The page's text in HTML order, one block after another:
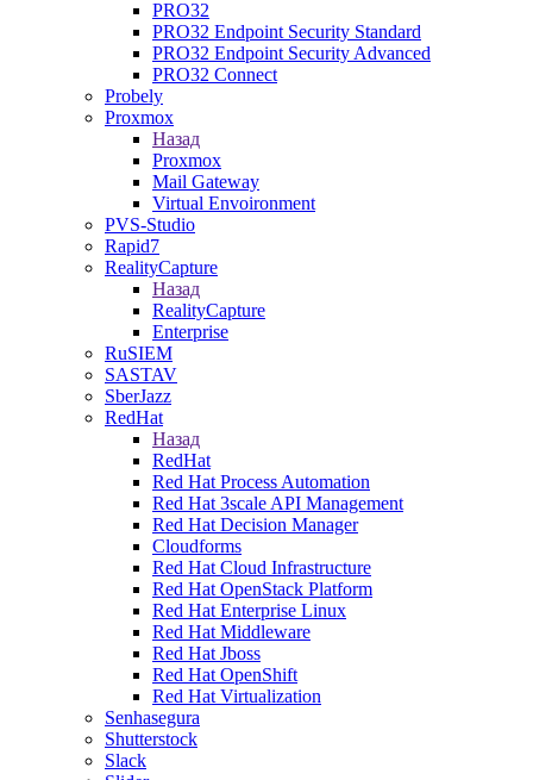
PRO32
PRO32 Endpoint Security Standard
PRO32 Endpoint Security Advanced
PRO32 Connect
Probely
Proxmox
Назад
Proxmox
Mail Gateway
Virtual Envoironment
PVS-Studio
Rapid7
RealityCapture
Назад
RealityCapture
Enterprise
RuSIEM
SASTAV
SberJazz
RedHat
Назад
RedHat
Red Hat Process Automation
Red Hat 3scale API Management
Red Hat Decision Manager
Cloudforms
Red Hat Cloud Infrastructure
Red Hat OpenStack Platform
Red Hat Enterprise Linux
Red Hat Middleware
Red Hat Jboss
Red Hat OpenShift
Red Hat Virtualization
Senhasegura
Shutterstock
Slack